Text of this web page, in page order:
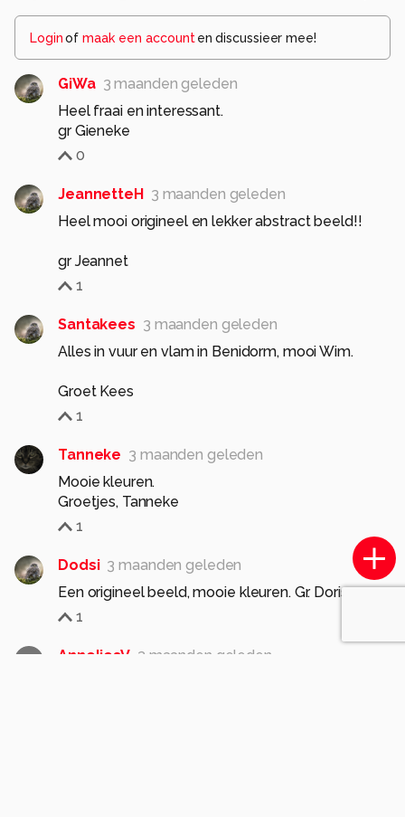
Loginof maak een account en discussieer mee!
GiWa 3 maanden geleden
Heel fraai en interessant.
gr Gieneke
0
JeannetteH 3 maanden geleden
Heel mooi origineel en lekker abstract beeld!!
gr Jeannet
1
Santakees 3 maanden geleden
Alles in vuur en vlam in Benidorm, mooi Wim.
Groet Kees
1
Tanneke 3 maanden geleden
Mooie kleuren.
Groetjes, Tanneke
1
Dodsi 3 maanden geleden
Een origineel beeld, mooie kleuren. Gr. Doris
1
A AnneliesV 3 maanden geleden